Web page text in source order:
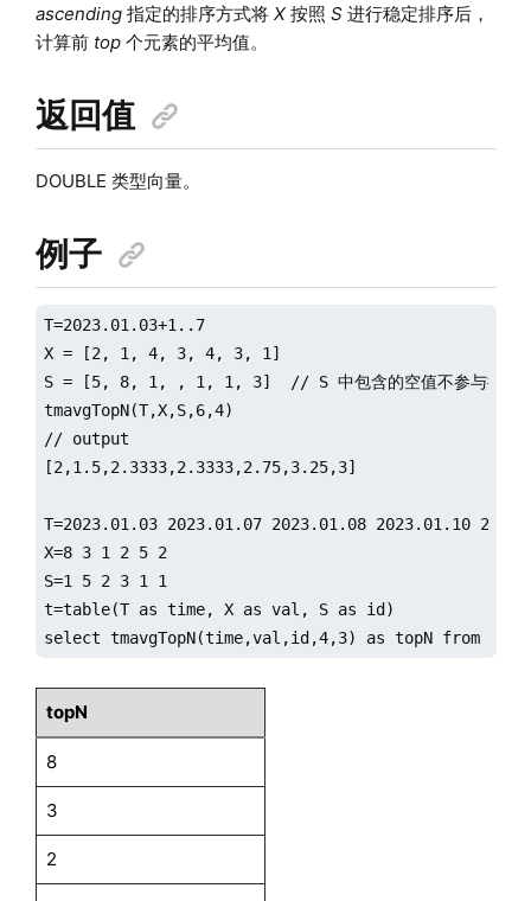
ascending指定的排序方式将 X按照 S进行稳定排序后，
计算前 top个元素的平均值。
返回值
DOUBLE 类型向量。
例子
T=2023.01.03+1..7
X = [2, 1, 4, 3, 4, 3, 1]
S = [5, 8, 1, , 1, 1, 3]  // S 中包含的空值不参与排序，
tmavgTopN(T,X,S,6,4)
// output
[2,1.5,2.3333,2.3333,2.75,3.25,3]
T=2023.01.03 2023.01.07 2023.01.08 2023.01.10
X=8 3 1 2 5 2
S=1 5 2 3 1 1
t=table(T as time, X as val, S as id)
select tmavgTopN(time,val,id,4,3) as topN from t
topN
8
3
2